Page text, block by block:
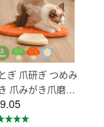
ぎ 爪研ぎ つめみ
爪みがき爪磨き
品ペット用品
レンジ】TX2964